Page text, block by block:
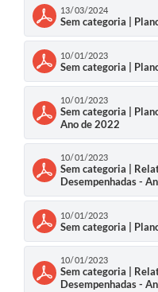
13/03/2024
Sem categoria |
10/01/2023
Sem categoria |
10/01/2023
Sem categoria |
Ano de 2022
10/01/2023
Sem categoria |
Desempenhadas -
10/01/2023
Sem categoria |
10/01/2023
Sem categoria |
Desempenhadas -